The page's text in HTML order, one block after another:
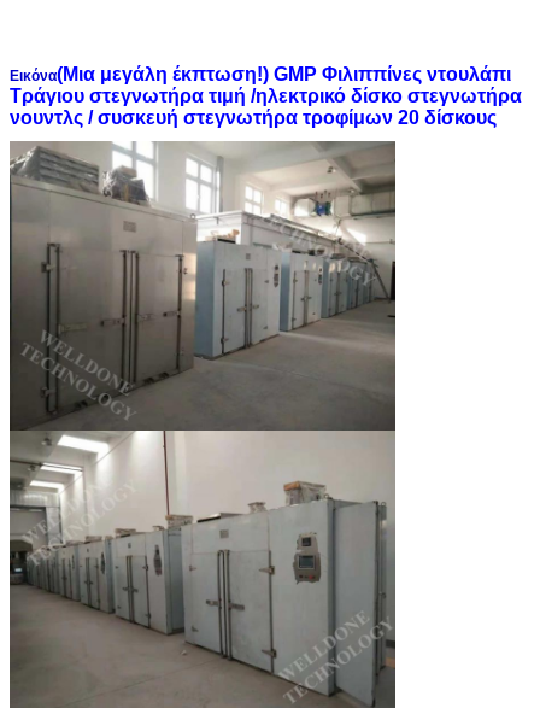
Εικόνα(Μια μεγάλη έκπτωση!) GMP Φιλιππίνες ντουλάπι
Τράγιου στεγνωτήρα τιμή /ηλεκτρικό δίσκο στεγνωτήρα
νουντλς / συσκευή στεγνωτήρα τροφίμων 20 δίσκους